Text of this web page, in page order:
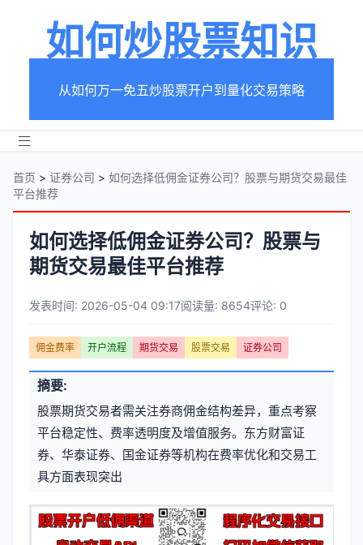
如何炒股票知识
从如何万一免五炒股票开户到量化交易策略
首页 > 证券公司 > 如何选择低佣金证券公司？股票与期货交易最佳
平台推荐
如何选择低佣金证券公司？股票与
期货交易最佳平台推荐
章
元
信
息
发表时间: 2026-05-04 09:17阅读量: 8654评论: 0
文
章
标
签
佣金费率 开户流程 期货交易 股票交易 证券公司
摘要:
股票期货交易者需关注券商佣金结构差异，重点考察
平台稳定性、费率透明度及增值服务。东方财富证
券、华泰证券、国金证券等机构在费率优化和交易工
具方面表现突出